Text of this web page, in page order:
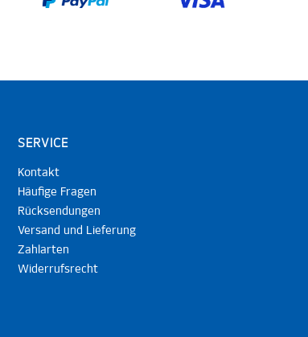
SERVICE
Kontakt
Häufige Fragen
Rücksendungen
Versand und Lieferung
Zahlarten
Widerrufsrecht